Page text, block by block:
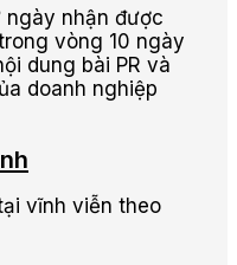
ngày nhận được
vòng 10 ngày
dung bài PR và
doanh nghiệp
vĩnh viễn theo